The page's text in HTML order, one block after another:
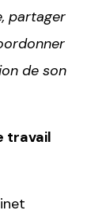
partager
de son
travail